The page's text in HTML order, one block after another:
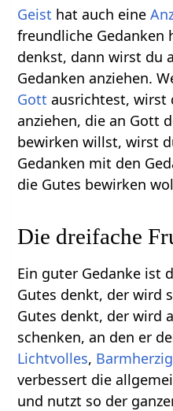
Geist hat auch eine
freundliche Gedanken
denkst, dann wirst du
Gedanken anziehen.
Gott ausrichtest, wirst
anziehen, die an Gott
bewirken willst, wirst
Gedanken mit den
die Gutes bewirken
Die dreifache
Ein guter Gedanke ist
Gutes denkt, der wird
Gutes denkt, der wird
schenken, an den er
Lichtvolles,
verbessert die
und nutzt so der